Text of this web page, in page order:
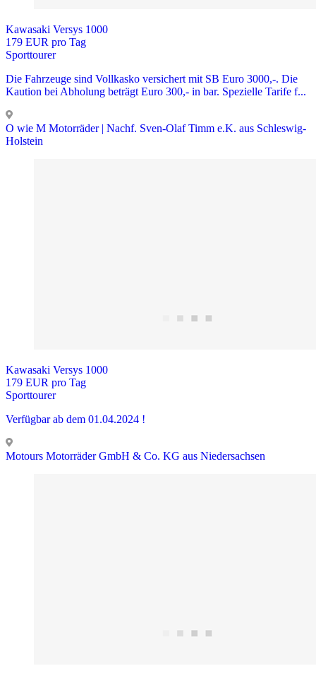
Kawasaki Versys 1000
179 EUR pro Tag
Sporttourer
Die Fahrzeuge sind Vollkasko versichert mit SB Euro 3000,-. Die
Kaution bei Abholung beträgt Euro 300,- in bar. Spezielle Tarife f...
O wie M Motorräder | Nachf. Sven-Olaf Timm e.K. aus Schleswig-
Holstein
Kawasaki Versys 1000
179 EUR pro Tag
Sporttourer
Verfügbar ab dem 01.04.2024 !
Motours Motorräder GmbH & Co. KG aus Niedersachsen